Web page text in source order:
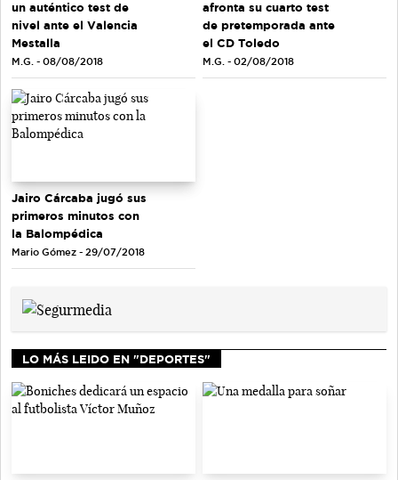
un auténtico test de
nivel ante el Valencia
Mestalla
M.G. - 08/08/2018
afronta su cuarto test
de pretemporada ante
el CD Toledo
M.G. - 02/08/2018
Jairo Cárcaba jugó sus
primeros minutos con
la Balompédica
Mario Gómez - 29/07/2018
LO MÁS LEIDO EN "DEPORTES"